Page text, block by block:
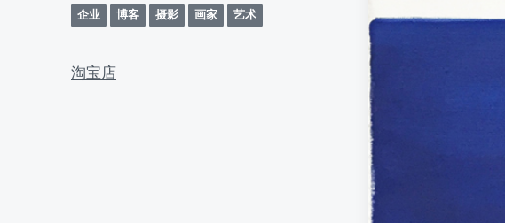
企业 博客 摄影 画家 艺术
淘宝店